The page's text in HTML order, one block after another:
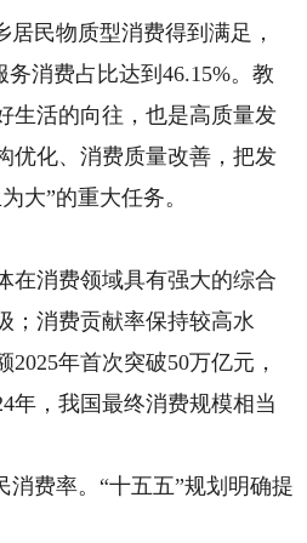
民物质型消费得到满足，
消费占比达到46.15%。教
生活的向往，也是高质量发
优化、消费质量改善，把发
大”的重大任务。
消费领域具有强大的综合
；消费贡献率保持较高水
年首次突破50万亿元，
年，我国最终消费规模相当
费率。“十五五”规划明确提